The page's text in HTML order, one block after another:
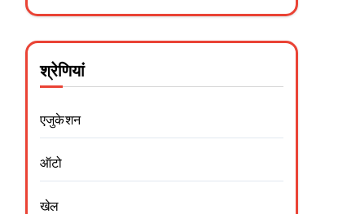
श्रेणियां
एजुकेशन
ऑटो
खेल